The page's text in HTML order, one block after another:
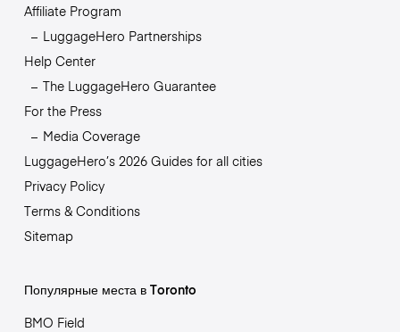
Affiliate Program
LuggageHero Partnerships
Help Center
The LuggageHero Guarantee
For the Press
Media Coverage
LuggageHero’s 2026 Guides for all cities
Privacy Policy
Terms & Conditions
Sitemap
Популярные места в Toronto
BMO Field